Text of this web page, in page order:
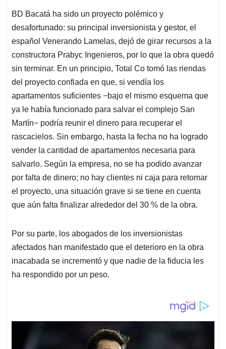
BD Bacatá ha sido un proyecto polémico y
desafortunado: su principal inversionista y gestor, el
español Venerando Lamelas, dejó de girar recursos a la
constructora Prabyc Ingenieros, por lo que la obra quedó
sin terminar. En un principio, Total Co tomó las riendas
del proyecto confiada en que, si vendía los
apartamentos suficientes −bajo el mismo esquema que
ya le había funcionado para salvar el complejo San
Martín− podría reunir el dinero para recuperar el
rascacielos. Sin embargo, hasta la fecha no ha logrado
vender la cantidad de apartamentos necesaria para
salvarlo. Según la empresa, no se ha podido avanzar
por falta de dinero; no hay clientes ni caja para retomar
el proyecto, una situación grave si se tiene en cuenta
que aún falta finalizar alrededor del 30 % de la obra.
Por su parte, los abogados de los inversionistas
afectados han manifestado que el deterioro en la obra
inacabada se incrementó y que nadie de la fiducia les
ha respondido por un peso.